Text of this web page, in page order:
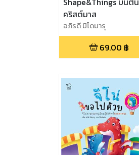
คริสต์มาส
อภิรดี มิโดมารุ
69.00 ฿